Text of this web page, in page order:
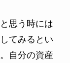
思う時には
てみるとい
自分の資産